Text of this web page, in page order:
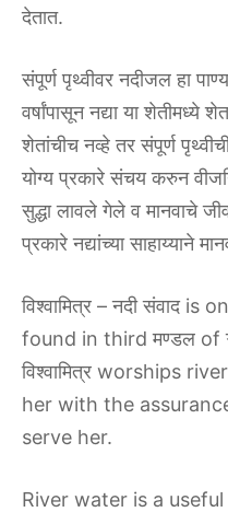
देतात.
संपूर्ण पृथ्वीवर नदीजल हा
वर्षांपासून नद्या या शेतीमध्ये
शेतांचीच नव्हे तर संपूर्ण
योग्य प्रकारे संचय करुन
सुद्धा लावले गेले व मानवाचे
प्रकारे नद्यांच्या साहाय्याने
विश्वामित्र – नदी संवाद
found in third मण्डल of
विश्वामित्र worships
her with the
serve her.
River water is a